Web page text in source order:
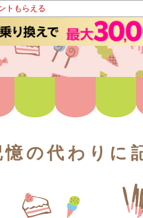
トもらえる
の代わりに